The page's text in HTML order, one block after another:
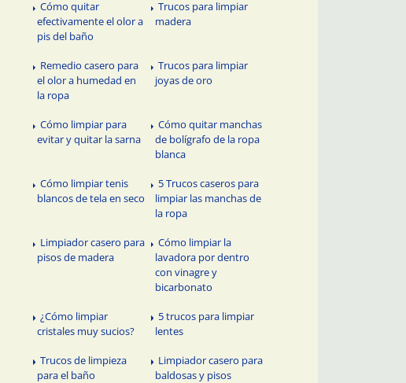
Cómo quitar
efectivamente el olor a
pis del baño
Trucos para limpiar
madera
Remedio casero para
el olor a humedad en
la ropa
Trucos para limpiar
joyas de oro
Cómo limpiar para
evitar y quitar la sarna
Cómo quitar manchas
de bolígrafo de la ropa
blanca
Cómo limpiar tenis
blancos de tela en seco
5 Trucos caseros para
limpiar las manchas de
la ropa
Limpiador casero para
pisos de madera
Cómo limpiar la
lavadora por dentro
con vinagre y
bicarbonato
¿Cómo limpiar
cristales muy sucios?
5 trucos para limpiar
lentes
Trucos de limpieza
para el baño
Limpiador casero para
baldosas y pisos